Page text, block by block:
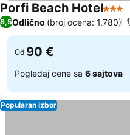
Porfi Beach Hotel3
8,5Odlično (broj ocena: 1.780)
Od 90 €
Pogledaj cene sa 6 sajtova
Popularan izbor